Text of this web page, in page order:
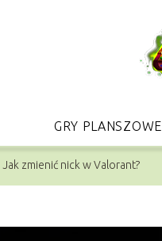
GRY PLANSZOWE
Jak zmienić nick w Valorant?